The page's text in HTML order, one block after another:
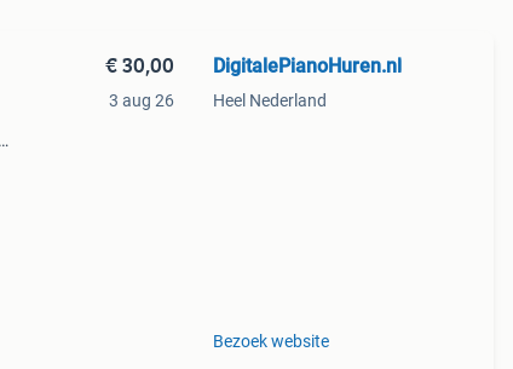
€ 30,00
3 aug 26
DigitalePianoHuren.nl
Heel Nederland
Bezoek website